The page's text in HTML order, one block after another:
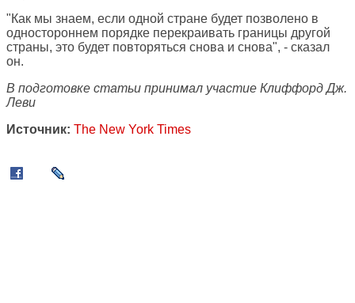
"Как мы знаем, если одной стране будет позволено в
одностороннем порядке перекраивать границы другой
страны, это будет повторяться снова и снова", - сказал
он.
В подготовке статьи принимал участие Клиффорд Дж.
Леви
Источник: The New York Times